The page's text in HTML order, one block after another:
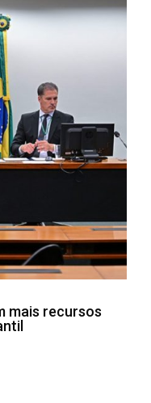
mais recursos